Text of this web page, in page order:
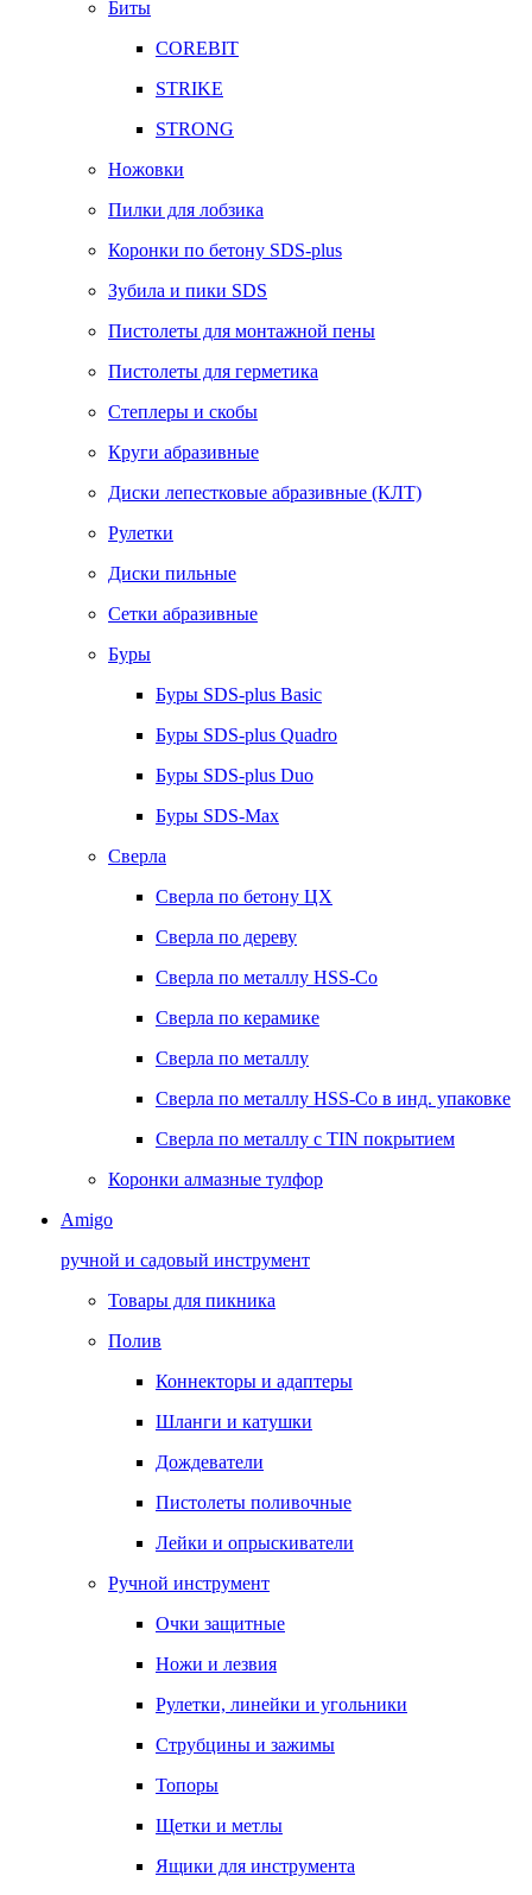
Биты
COREBIT
STRIKE
STRONG
Ножовки
Пилки для лобзика
Коронки по бетону SDS-plus
Зубила и пики SDS
Пистолеты для монтажной пены
Пистолеты для герметика
Степлеры и скобы
Круги абразивные
Диски лепестковые абразивные (КЛТ)
Рулетки
Диски пильные
Сетки абразивные
Буры
Буры SDS-plus Basic
Буры SDS-plus Quadro
Буры SDS-plus Duo
Буры SDS-Max
Сверла
Сверла по бетону ЦХ
Сверла по дереву
Сверла по металлу HSS-Co
Сверла по керамике
Сверла по металлу
Сверла по металлу HSS-Co в инд. упаковке
Сверла по металлу с TIN покрытием
Коронки алмазные тулфор
Amigo
ручной и садовый инструмент
Товары для пикника
Полив
Коннекторы и адаптеры
Шланги и катушки
Дождеватели
Пистолеты поливочные
Лейки и опрыскиватели
Ручной инструмент
Очки защитные
Ножи и лезвия
Рулетки, линейки и угольники
Струбцины и зажимы
Топоры
Щетки и метлы
Ящики для инструмента